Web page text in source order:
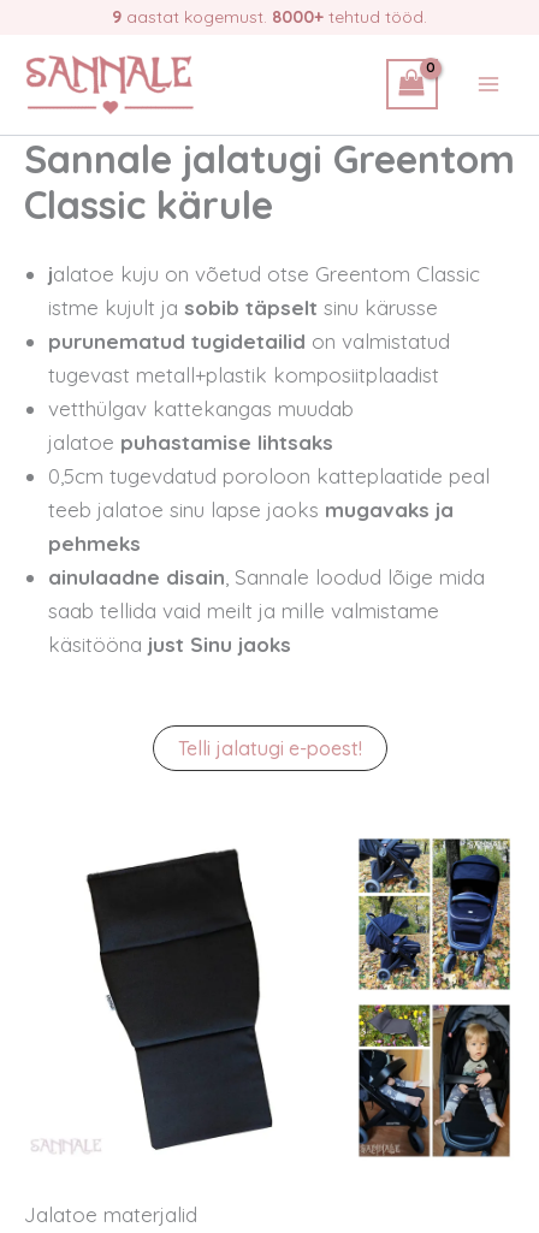
content
9 aastat kogemust. 8000+ tehtud tööd.
Sannale jalatugi Greentom
Classic kärule
jalatoe kuju on võetud otse Greentom Classic
istme kujult ja sobib täpselt sinu kärusse
purunematud tugidetailid on valmistatud
tugevast metall+plastik komposiitplaadist
vetthülgav kattekangas muudab
jalatoe puhastamise lihtsaks
0,5cm tugevdatud poroloon katteplaatide peal
teeb jalatoe sinu lapse jaoks mugavaks ja
pehmeks
ainulaadne disain , Sannale loodud lõige mida
saab tellida vaid meilt ja mille valmistame
käsitööna just Sinu jaoks
Telli jalatugi e-poest!
Jalatoe materjalid